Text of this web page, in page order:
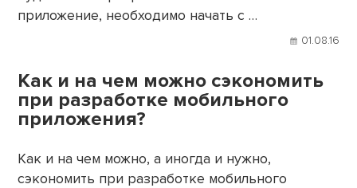
приложение, необходимо начать с …
01.08.16
Как и на чем можно сэкономить
при разработке мобильного
приложения?
Как и на чем можно, а иногда и нужно,
сэкономить при разработке мобильного